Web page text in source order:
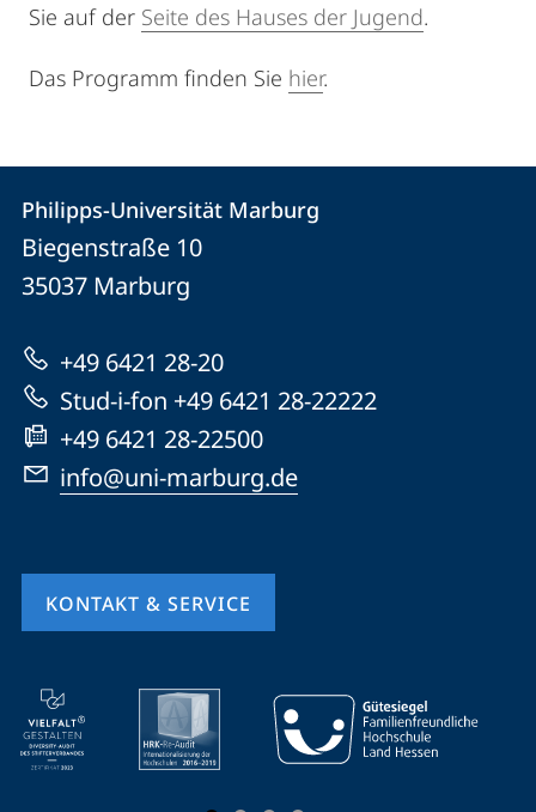
Sie auf der Seite des Hauses der Jugend.
Das Programm finden Sie hier.
Kontakt
und
Informationen
zur
Website
Kontaktinformationen
Philipps-
Universität
Marburg
Philipps-Universität Marburg
Biegenstraße 10
35037 Marburg
+49 6421 28-20
Stud-i-fon +49 6421 28-22222
+49 6421 28-22500
info@uni-marburg.de
KONTAKT & SERVICE
Mobile-
Service-
Navigation